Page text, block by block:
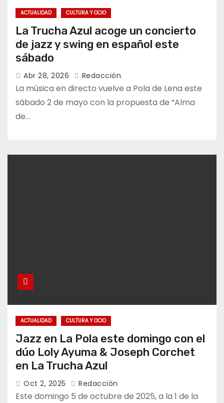
ACTUALIDAD CULTURA Y OCIO
La Trucha Azul acoge un concierto
de jazz y swing en español este
sábado
Abr 28, 2026 Redacción
La música en directo vuelve a Pola de Lena este
sábado 2 de mayo con la propuesta de “Alma
de…
ACTUALIDAD CULTURA Y OCIO
Jazz en La Pola este domingo con el
dúo Loly Ayuma & Joseph Corchet
en La Trucha Azul
Oct 2, 2025 Redacción
Este domingo 5 de octubre de 2025, a la 1 de la